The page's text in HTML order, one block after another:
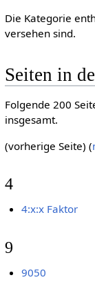
Die Kategorie
versehen sind.
Seiten in
Folgende 200
insgesamt.
(vorherige Seite) (
4
4:x:x Faktor
9
9050